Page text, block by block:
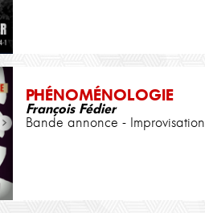
PHÉNOMÉNOLOGIE
François Fédier
Bande annonce - Improvisation